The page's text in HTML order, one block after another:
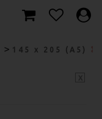
> 145 x 205 (A5)